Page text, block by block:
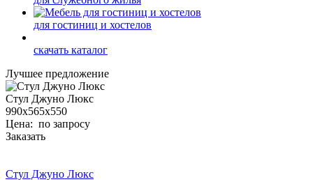
для гостиниц и хостелов
скачать каталог
Лучшее предложение
Стул Джуно Люкс
990х565х550
Цена: по запросу
Заказать
Стул Джуно Люкс